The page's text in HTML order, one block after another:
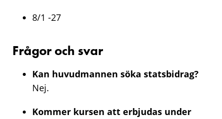
8/1 -27
Frågor och svar
Kan huvudmannen söka statsbidrag?
Nej.
Kommer kursen att erbjudas under